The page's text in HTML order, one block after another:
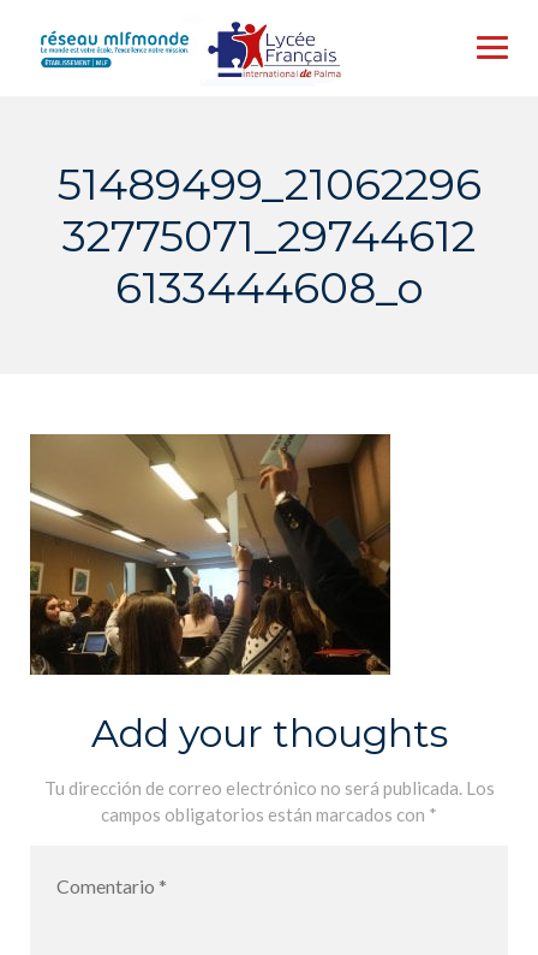
content
51489499_21062296
32775071_29744612
6133444608_o
Add your thoughts
Tu dirección de correo electrónico no será publicada. Los
campos obligatorios están marcados con *